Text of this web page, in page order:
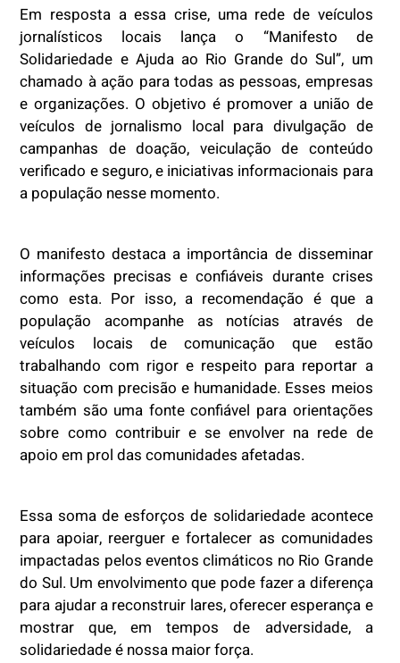
Em resposta a essa crise, uma rede de veículos
jornalísticos locais lança o “Manifesto de
Solidariedade e Ajuda ao Rio Grande do Sul”, um
chamado à ação para todas as pessoas, empresas
e organizações. O objetivo é promover a união de
veículos de jornalismo local para divulgação de
campanhas de doação, veiculação de conteúdo
verificado e seguro, e iniciativas informacionais para
a população nesse momento.
O manifesto destaca a importância de disseminar
informações precisas e confiáveis durante crises
como esta. Por isso, a recomendação é que a
população acompanhe as notícias através de
veículos locais de comunicação que estão
trabalhando com rigor e respeito para reportar a
situação com precisão e humanidade. Esses meios
também são uma fonte confiável para orientações
sobre como contribuir e se envolver na rede de
apoio em prol das comunidades afetadas.
Essa soma de esforços de solidariedade acontece
para apoiar, reerguer e fortalecer as comunidades
impactadas pelos eventos climáticos no Rio Grande
do Sul. Um envolvimento que pode fazer a diferença
para ajudar a reconstruir lares, oferecer esperança e
mostrar que, em tempos de adversidade, a
solidariedade é nossa maior força.